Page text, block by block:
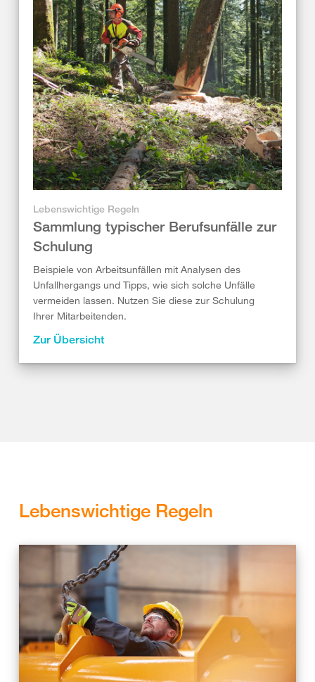
Lebenswichtige Regeln
Sammlung typischer Berufsunfälle zur
Schulung
Beispiele von Arbeitsunfällen mit Analysen des
Unfallhergangs und Tipps, wie sich solche Unfälle
vermeiden lassen. Nutzen Sie diese zur Schulung
Ihrer Mitarbeitenden.
Zur Übersicht
Lebenswichtige Regeln